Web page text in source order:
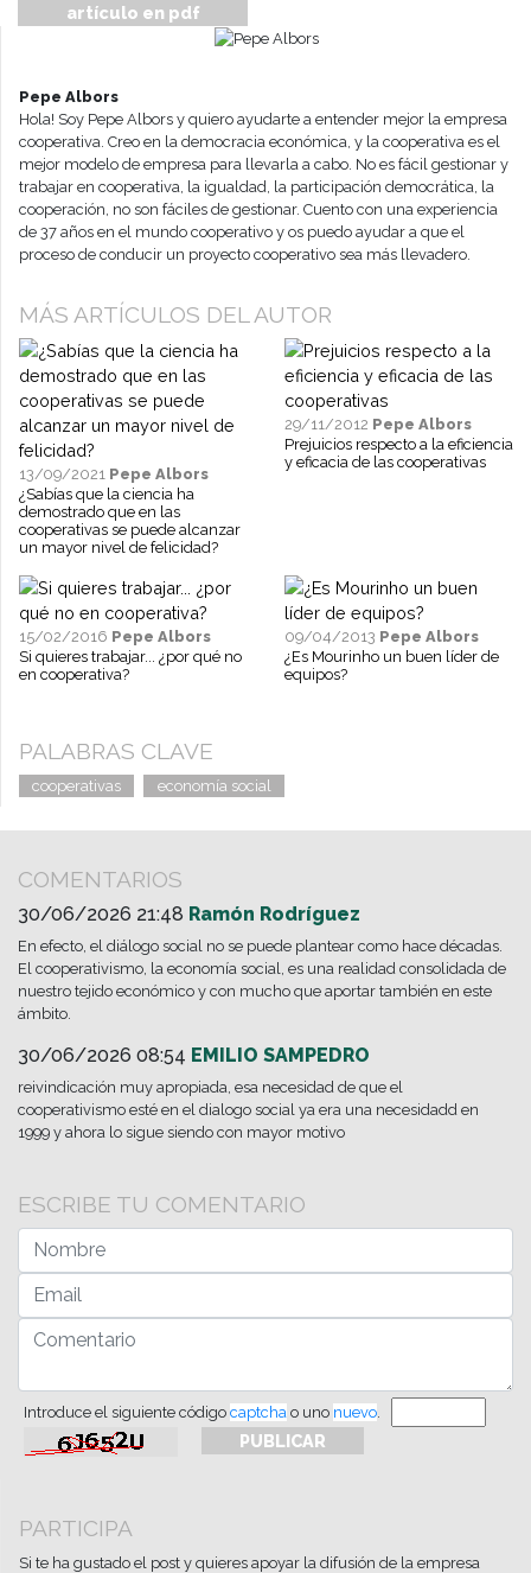
artículo en pdf
Pepe Albors
Hola! Soy Pepe Albors y quiero ayudarte a entender mejor la empresa
cooperativa. Creo en la democracia económica, y la cooperativa es el
mejor modelo de empresa para llevarla a cabo. No es fácil gestionar y
trabajar en cooperativa, la igualdad, la participación democrática, la
cooperación, no son fáciles de gestionar. Cuento con una experiencia
de 37 años en el mundo cooperativo y os puedo ayudar a que el
proceso de conducir un proyecto cooperativo sea más llevadero.
MÁS ARTÍCULOS DEL AUTOR
13/09/2021 Pepe Albors
¿Sabías que la ciencia ha
demostrado que en las
cooperativas se puede alcanzar
un mayor nivel de felicidad?
29/11/2012 Pepe Albors
Prejuicios respecto a la eficiencia
y eficacia de las cooperativas
15/02/2016 Pepe Albors
Si quieres trabajar... ¿por qué no
en cooperativa?
09/04/2013 Pepe Albors
¿Es Mourinho un buen líder de
equipos?
PALABRAS CLAVE
cooperativas economía social
COMENTARIOS
30/06/2026 21:48 Ramón Rodríguez
En efecto, el diálogo social no se puede plantear como hace décadas.
El cooperativismo, la economía social, es una realidad consolidada de
nuestro tejido económico y con mucho que aportar también en este
ámbito.
30/06/2026 08:54 EMILIO SAMPEDRO
reivindicación muy apropiada, esa necesidad de que el
cooperativismo esté en el dialogo social ya era una necesidadd en
1999 y ahora lo sigue siendo con mayor motivo
ESCRIBE TU COMENTARIO
Introduce el siguiente código captcha o uno nuevo
PARTICIPA
Si te ha gustado el post y quieres apoyar la difusión de la empresa